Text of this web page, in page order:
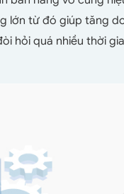
lớn từ đó giúp tăng
hỏi quá nhiều thời